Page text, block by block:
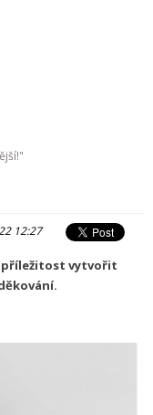
12:27
příležitost vytvořit